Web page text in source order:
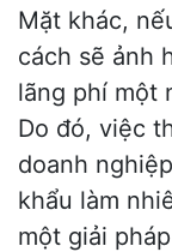
Mặt khác,
cách sẽ ảnh
lãng phí một
Do đó, việc
doanh
khẩu làm
một giải